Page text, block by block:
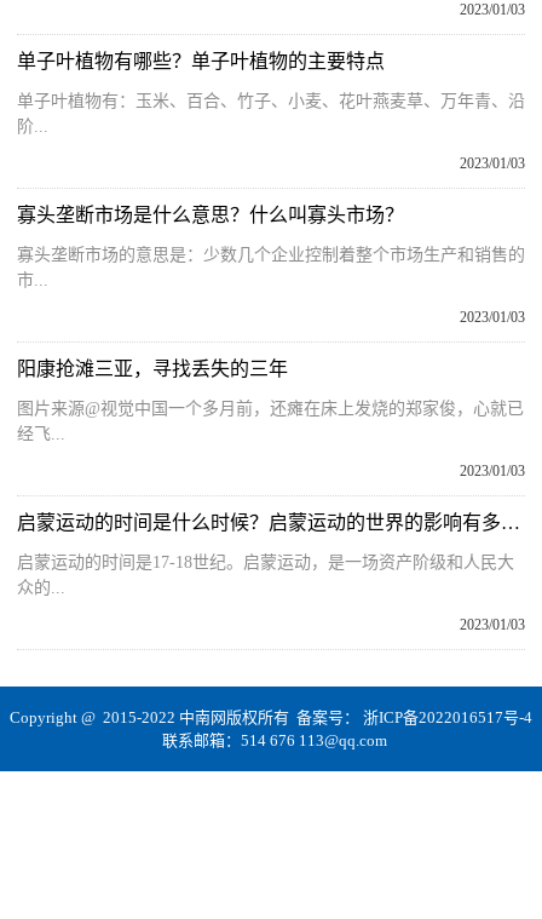
2023/01/03
单子叶植物有哪些？单子叶植物的主要特点
单子叶植物有：玉米、百合、竹子、小麦、花叶燕麦草、万年青、沿
阶...
2023/01/03
寡头垄断市场是什么意思？什么叫寡头市场？
寡头垄断市场的意思是：少数几个企业控制着整个市场生产和销售的
市...
2023/01/03
阳康抢滩三亚，寻找丢失的三年
图片来源@视觉中国一个多月前，还瘫在床上发烧的郑家俊，心就已
经飞...
2023/01/03
启蒙运动的时间是什么时候？启蒙运动的世界的影响有多大？
启蒙运动的时间是17-18世纪。启蒙运动，是一场资产阶级和人民大
众的...
2023/01/03
Copyright @ 2015-2022 中南网版权所有 备案号： 浙ICP备2022016517号-4
联系邮箱：514 676 113@qq.com